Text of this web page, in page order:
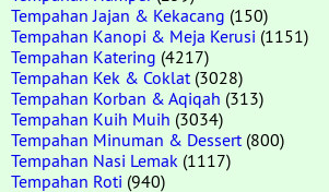
Tempahan Jajan & Kekacang (150)
Tempahan Kanopi & Meja Kerusi (1151)
Tempahan Katering (4217)
Tempahan Kek & Coklat (3028)
Tempahan Korban & Aqiqah (313)
Tempahan Kuih Muih (3034)
Tempahan Minuman & Dessert (800)
Tempahan Nasi Lemak (1117)
Tempahan Roti (940)